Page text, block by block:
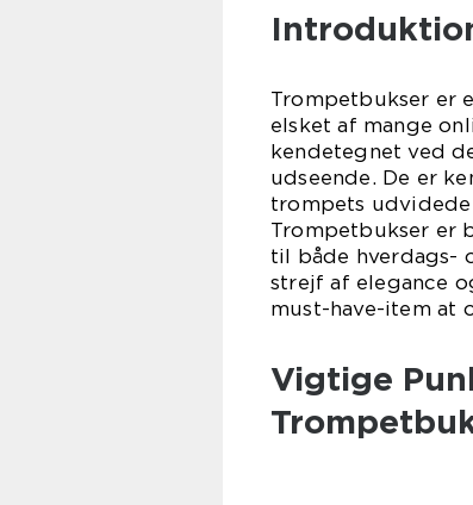
Trompetbukser er
elsket af mange
kendetegnet ved
udseende. De er
trompets
Trompetbukser er
til både hverdags-
strejf af elegance
must-have-item at
Vigtige